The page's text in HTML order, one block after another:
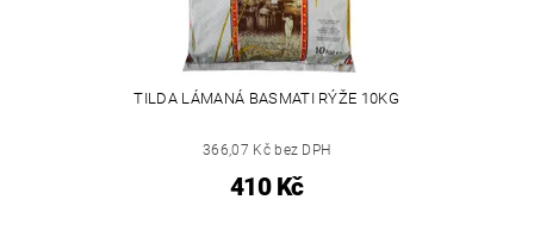
TILDA LÁMANÁ BASMATI RÝŽE 10KG
366,07 Kč bez DPH
410 Kč